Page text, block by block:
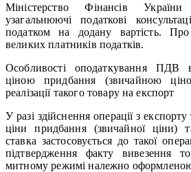
Міністерство Фінансів
узагальнюючі податкові
податком на додану вартість.
великих платників податків.
Особливості оподаткування ПДВ
ціною придбання (звичайною
реалізації такого товару на експорт
У разі здійснення операції з
ціни придбання (звичайної ціни)
ставка застосовується до такої
підтвердження факту вивезення
митному режимі належно